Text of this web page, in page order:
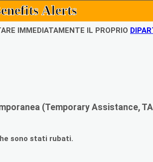
Alerts
IMMEDIATAMENTE IL PROPRIO
(Temporary Assistance,
sono stati rubati.